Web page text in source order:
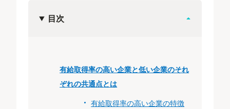
目次
有給取得率の高い企業と低い企業のそれ
ぞれの共通点とは
有給取得率の高い企業の特徴